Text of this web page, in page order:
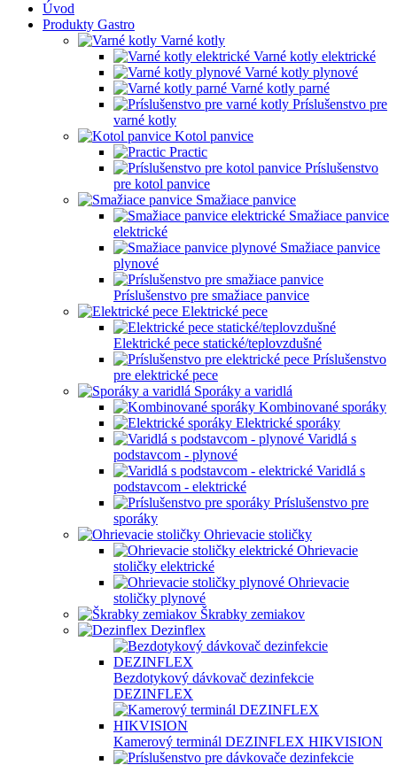
Úvod
Produkty Gastro
Varné kotly
Varné kotly elektrické
Varné kotly plynové
Varné kotly parné
Príslušenstvo pre
varné kotly
Kotol panvice
Practic
Príslušenstvo
pre kotol panvice
Smažiace panvice
Smažiace panvice
elektrické
Smažiace panvice
plynové
Príslušenstvo pre smažiace panvice
Elektrické pece
Elektrické pece statické/teplovzdušné
Príslušenstvo
pre elektrické pece
Sporáky a varidlá
Kombinované sporáky
Elektrické sporáky
Varidlá s
podstavcom - plynové
Varidlá s
podstavcom - elektrické
Príslušenstvo pre
sporáky
Ohrievacie stoličky
Ohrievacie
stoličky elektrické
Ohrievacie
stoličky plynové
Škrabky zemiakov
Dezinflex
Bezdotykový dávkovač dezinfekcie
DEZINFLEX
Kamerový terminál DEZINFLEX HIKVISION